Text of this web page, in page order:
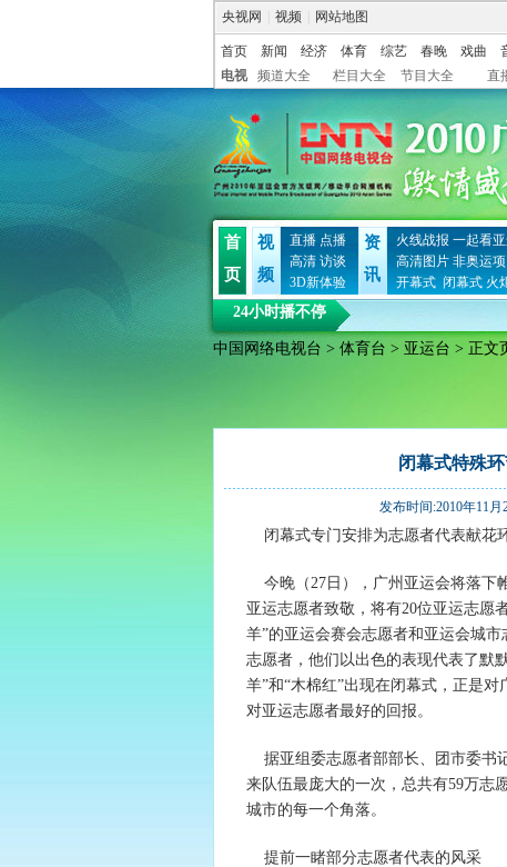
央视网 视频 网站地图
首页 新闻 经济 体育 综艺 春晚 戏曲
电视
频道大全 栏目大全 节目大全 直
首
页
视
频
直播 点播
高清 访谈
3D新体验
资
讯
火线战报 一起看
高清图片 非奥运项
开幕式 闭幕式 火
24小时播不停
中国网络电视台 > 体育台 > 亚运台 > 正文
闭幕式特殊
发布时间:2010年11月
闭幕式专门安排为志愿者代表献花
今晚（27日），广州亚运会将落下
亚运志愿者致敬，将有20位亚运志愿
羊”的亚运会赛会志愿者和亚运会城
志愿者，他们以出色的表现代表了默
羊”和“木棉红”出现在闭幕式，正是
对亚运志愿者最好的回报。
据亚组委志愿者部部长、团市委书
来队伍最庞大的一次，总共有59万志
城市的每一个角落。
提前一睹部分志愿者代表的风采